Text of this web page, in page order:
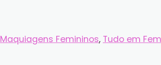
Maquiagens Femininos, Tudo em